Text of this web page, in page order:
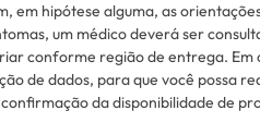
hipótese alguma, as
um médico deverá ser
conforme região de entrega.
de dados, para que você possa
da disponibilidade de